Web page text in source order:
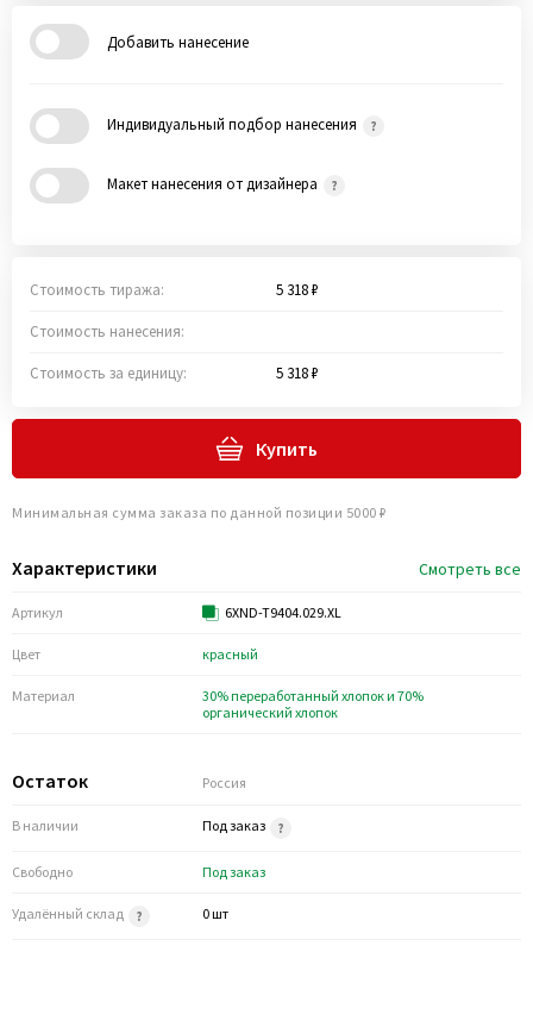
Характеристики Смотреть все
Артикул 6XND-T9404.029.XL
Цвет красный
Материал
30% переработанный хлопок и 70%
органический хлопок
Остаток Россия
В наличии Под заказ
Свободно Под заказ
Удалённый склад 0 шт
Добавить нанесение
Индивидуальный подбор нанесения
Макет нанесения от дизайнера
Стоимость тиража: 5 318 ₽
Стоимость нанесения:
Стоимость за единицу: 5 318 ₽
Купить
Минимальная сумма заказа по данной позиции 5000 ₽